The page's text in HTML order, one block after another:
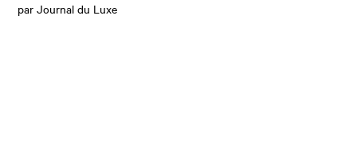
par Journal du Luxe